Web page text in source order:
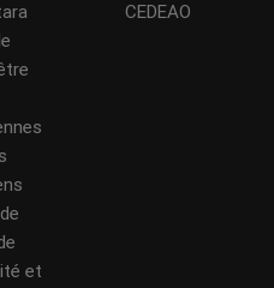
et
CEDEAO